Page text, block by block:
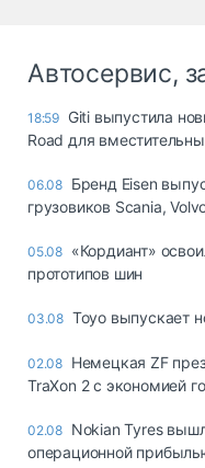
Автосервис,
18:59 Giti выпустила
Road для
06.08 Бренд Eisen
грузовиков Scania,
05.08 «Кордиант»
прототипов шин
03.08 Toyo выпускает
02.08 Немецкая ZF
TraXon 2 с экономией
02.08 Nokian Tyres
операционной